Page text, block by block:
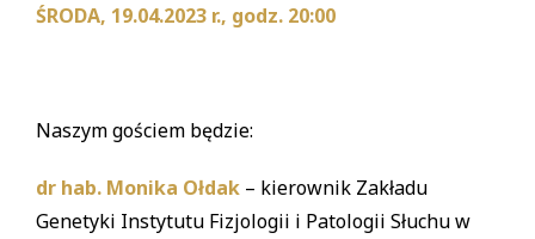
ŚRODA, 19.04.2023 r., godz. 20:00
Naszym gościem będzie:
dr hab. Monika Ołdak – kierownik Zakładu
Genetyki Instytutu Fizjologii i Patologii Słuchu w